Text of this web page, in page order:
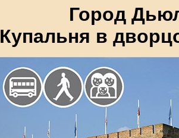
Город
Купальня в